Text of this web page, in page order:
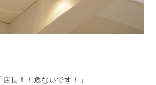
「店長！！危ないです！」